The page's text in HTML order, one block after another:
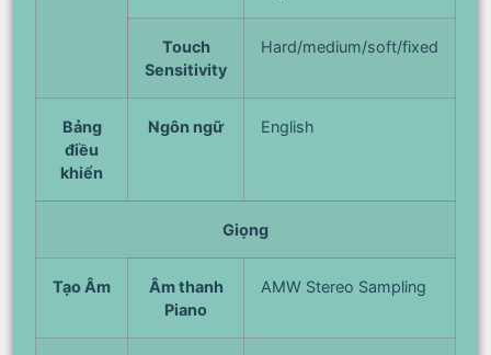
Touch
Sensitivity
Hard/medium/soft/fixed
Bảng
điều
khiển
Ngôn ngữ English
Giọng
Tạo Âm
Âm thanh
Piano
AMW Stereo Sampling